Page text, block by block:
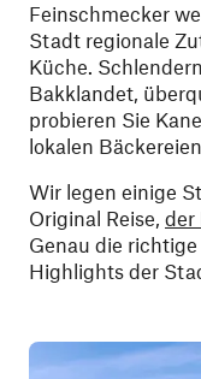
Feinschmecker
Stadt regionale
Küche.
Bakklandet,
probieren Sie
lokalen
Wir legen einige
Original Reise, der
Genau die
Highlights der